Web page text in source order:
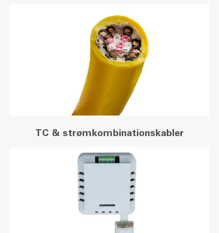
TC & strømkombinationskabler